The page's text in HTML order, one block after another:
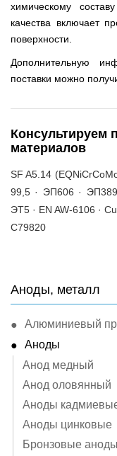
Аноды, металл
Алюминиевый
Аноды
Анод медный
Анод оловянный
Аноды
Аноды цинковые
Бронзовые аноды
химическому
качества включает
поверхности.
Дополнительную
поставки можно
Консультируем
материалов
SF A5.14
99,5 · ЭП606 ·
ЭТ5 · EN AW-6106 ·
C79820